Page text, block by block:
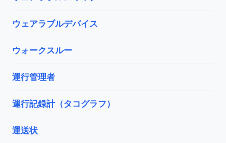
ウェアラブルデバイス
ウォークスルー
運行管理者
運行記録計（タコグラフ）
運送状